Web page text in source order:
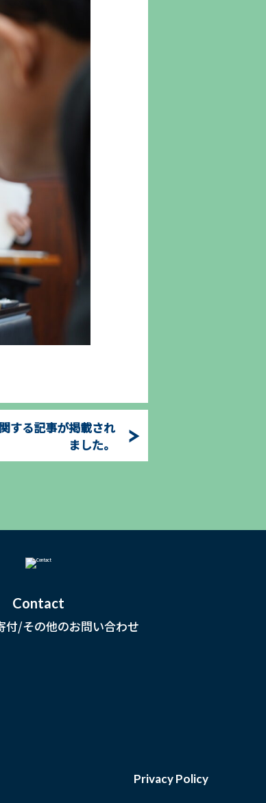
する記事が掲載され
ました。
Contact
/その他のお問い合わせ
Privacy Policy